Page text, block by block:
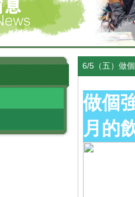
6/5（五）做
做個
月的